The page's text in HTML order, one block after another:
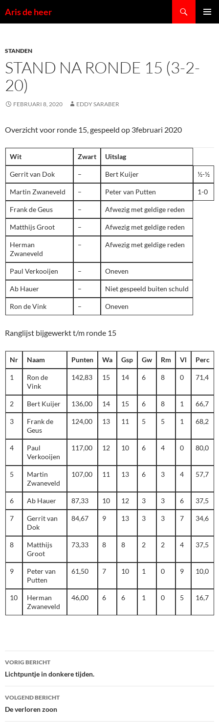
naar
Aris de heer
STANDEN
STAND NA RONDE 15 (3-2-
20)
FEBRUARI 8, 2020 EDDY SARABER
Overzicht voor ronde 15, gespeeld op 3februari 2020
Wit Zwart Uitslag
Gerrit van Dok – Bert Kuijer ½-½
Martin Zwaneveld – Peter van Putten 1-0
Frank de Geus – Afwezig met geldige reden
Matthijs Groot – Afwezig met geldige reden
Herman
Zwaneveld
– Afwezig met geldige reden
Paul Verkooijen – Oneven
Ab Hauer – Niet gespeeld buiten schuld
Ron de Vink – Oneven
Ranglijst bijgewerkt t/m ronde 15
Nr Naam Punten Wa Gsp Gw Rm Vl Perc
1
Ron de
Vink
142,83 15 14 6 8 0 71,4
2 Bert Kuijer 136,00 14 15 6 8 1 66,7
3
Frank de
Geus
124,00 13 11 5 5 1 68,2
4
Paul
Verkooijen
117,00 12 10 6 4 0 80,0
5
Martin
Zwaneveld
107,00 11 13 6 3 4 57,7
6 Ab Hauer 87,33 10 12 3 3 6 37,5
7
Gerrit van
Dok
84,67 9 13 3 3 7 34,6
8
Matthijs
Groot
73,33 8 8 2 2 4 37,5
9
Peter van
Putten
61,50 7 10 1 0 9 10,0
10
Herman
Zwaneveld
46,00 6 6 1 0 5 16,7
Bericht
navigatie
VORIG BERICHT
Lichtpuntje in donkere tijden.
VOLGEND BERICHT
De verloren zoon